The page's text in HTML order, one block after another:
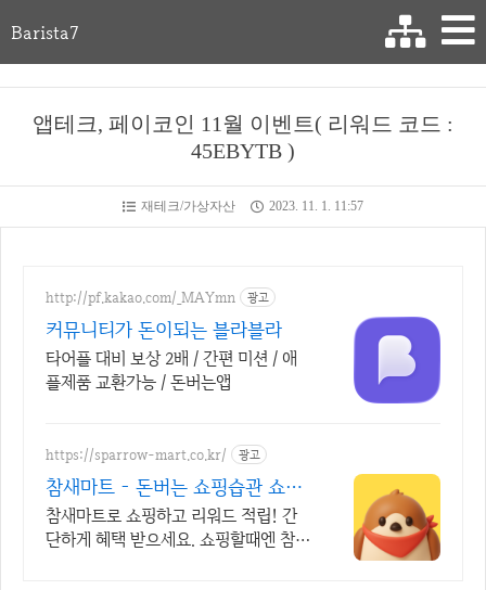
Barista7
앱테크, 페이코인 11월 이벤트( 리워드 코드 :
45EBYTB )
재테크/가상자산 2023. 11. 1. 11:57
http://pf.kakao.com/_MAYmn 광고
커뮤니티가 돈이되는 블라블라
타어플 대비 보상 2배 / 간편 미션 / 애
플제품 교환가능 / 돈버는앱
https://sparrow-mart.co.kr/ 광고
참새마트 - 돈버는 쇼핑습관 쇼핑
만 해도 포인트 적립
참새마트로 쇼핑하고 리워드 적립! 간
단하게 혜택 받으세요. 쇼핑할때엔 참새